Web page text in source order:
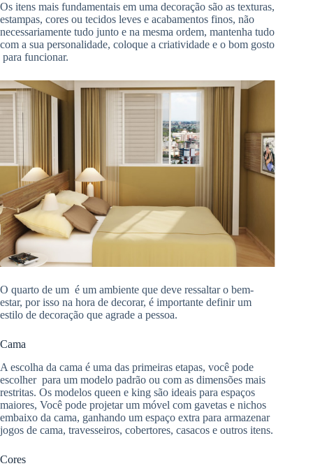
Os itens mais fundamentais em uma decoração são as texturas,
estampas, cores ou tecidos leves e acabamentos finos, não
necessariamente tudo junto e na mesma ordem, mantenha tudo
com a sua personalidade, coloque a criatividade e o bom gosto
para funcionar.
O quarto de um é um ambiente que deve ressaltar o bem-
estar, por isso na hora de decorar, é importante definir um
estilo de decoração que agrade a pessoa.
Cama
A escolha da cama é uma das primeiras etapas, você pode
escolher para um modelo padrão ou com as dimensões mais
restritas. Os modelos queen e king são ideais para espaços
maiores, Você pode projetar um móvel com gavetas e nichos
embaixo da cama, ganhando um espaço extra para armazenar
jogos de cama, travesseiros, cobertores, casacos e outros itens.
Cores